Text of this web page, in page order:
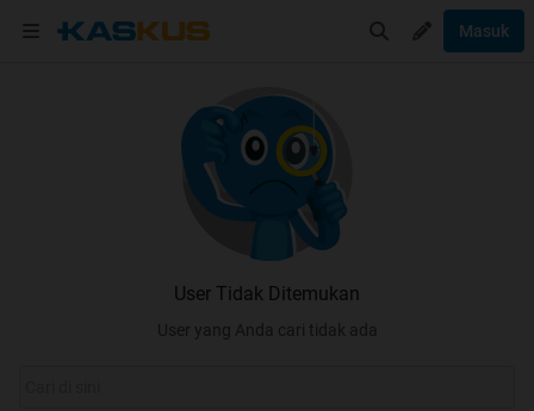
Masuk
User Tidak Ditemukan
User yang Anda cari tidak ada